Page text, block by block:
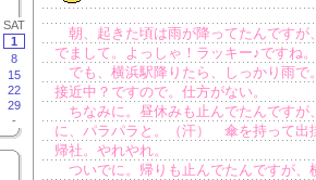
SAT
1
8
15
22
29
-
朝、起きた頃は雨が降ってたんですが
でまして。よっしゃ！ラッキー♪ですね。
でも、横浜駅降りたら、しっかり雨で
接近中？ですので。仕方がない。
ちなみに。昼休みも止んでたんですが
に、パラパラと。（汗） 傘を持って出
帰社。やれやれ。
ついでに。帰りも止んでたんですが、